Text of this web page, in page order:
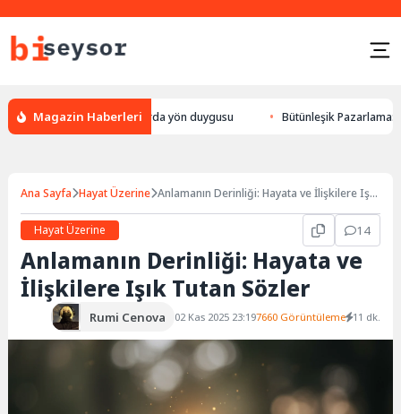
Magazin Haberleri
hayvanlarda yön duygusu Bütünleşik Pazarlama: Markalarla
Ana Sayfa Hayat Üzerine Anlamanın Derinliği: Hayata ve İlişkilere Işık
Hayat Üzerine
14
Anlamanın Derinliği: Hayata ve
İlişkilere Işık Tutan Sözler
Rumi Cenova 02 Kas 2025 23:197660 Görüntüleme 11 dk.